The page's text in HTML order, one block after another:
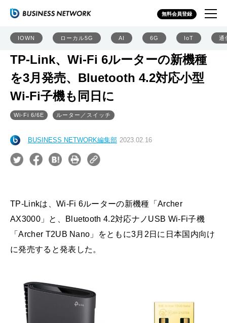
無料会員登録
IOWN ローカル5G AI 6G IoT 通
TP-Link、Wi-Fi 6ルーターの新機種
を3月発売、Bluetooth 4.2対応小型
Wi-Fi子機も同日に
Wi-Fi 6/6E ルーター／スイッチ
BUSINESS NETWORK編集部 2023.02.16
TP-Linkは、Wi-Fi 6ルーターの新機種「Archer
AX3000」と、Bluetooth 4.2対応ナノUSB Wi-Fi子機
「Archer T2UB Nano」をともに3月2日に日本国内向け
に発売すると発表した。